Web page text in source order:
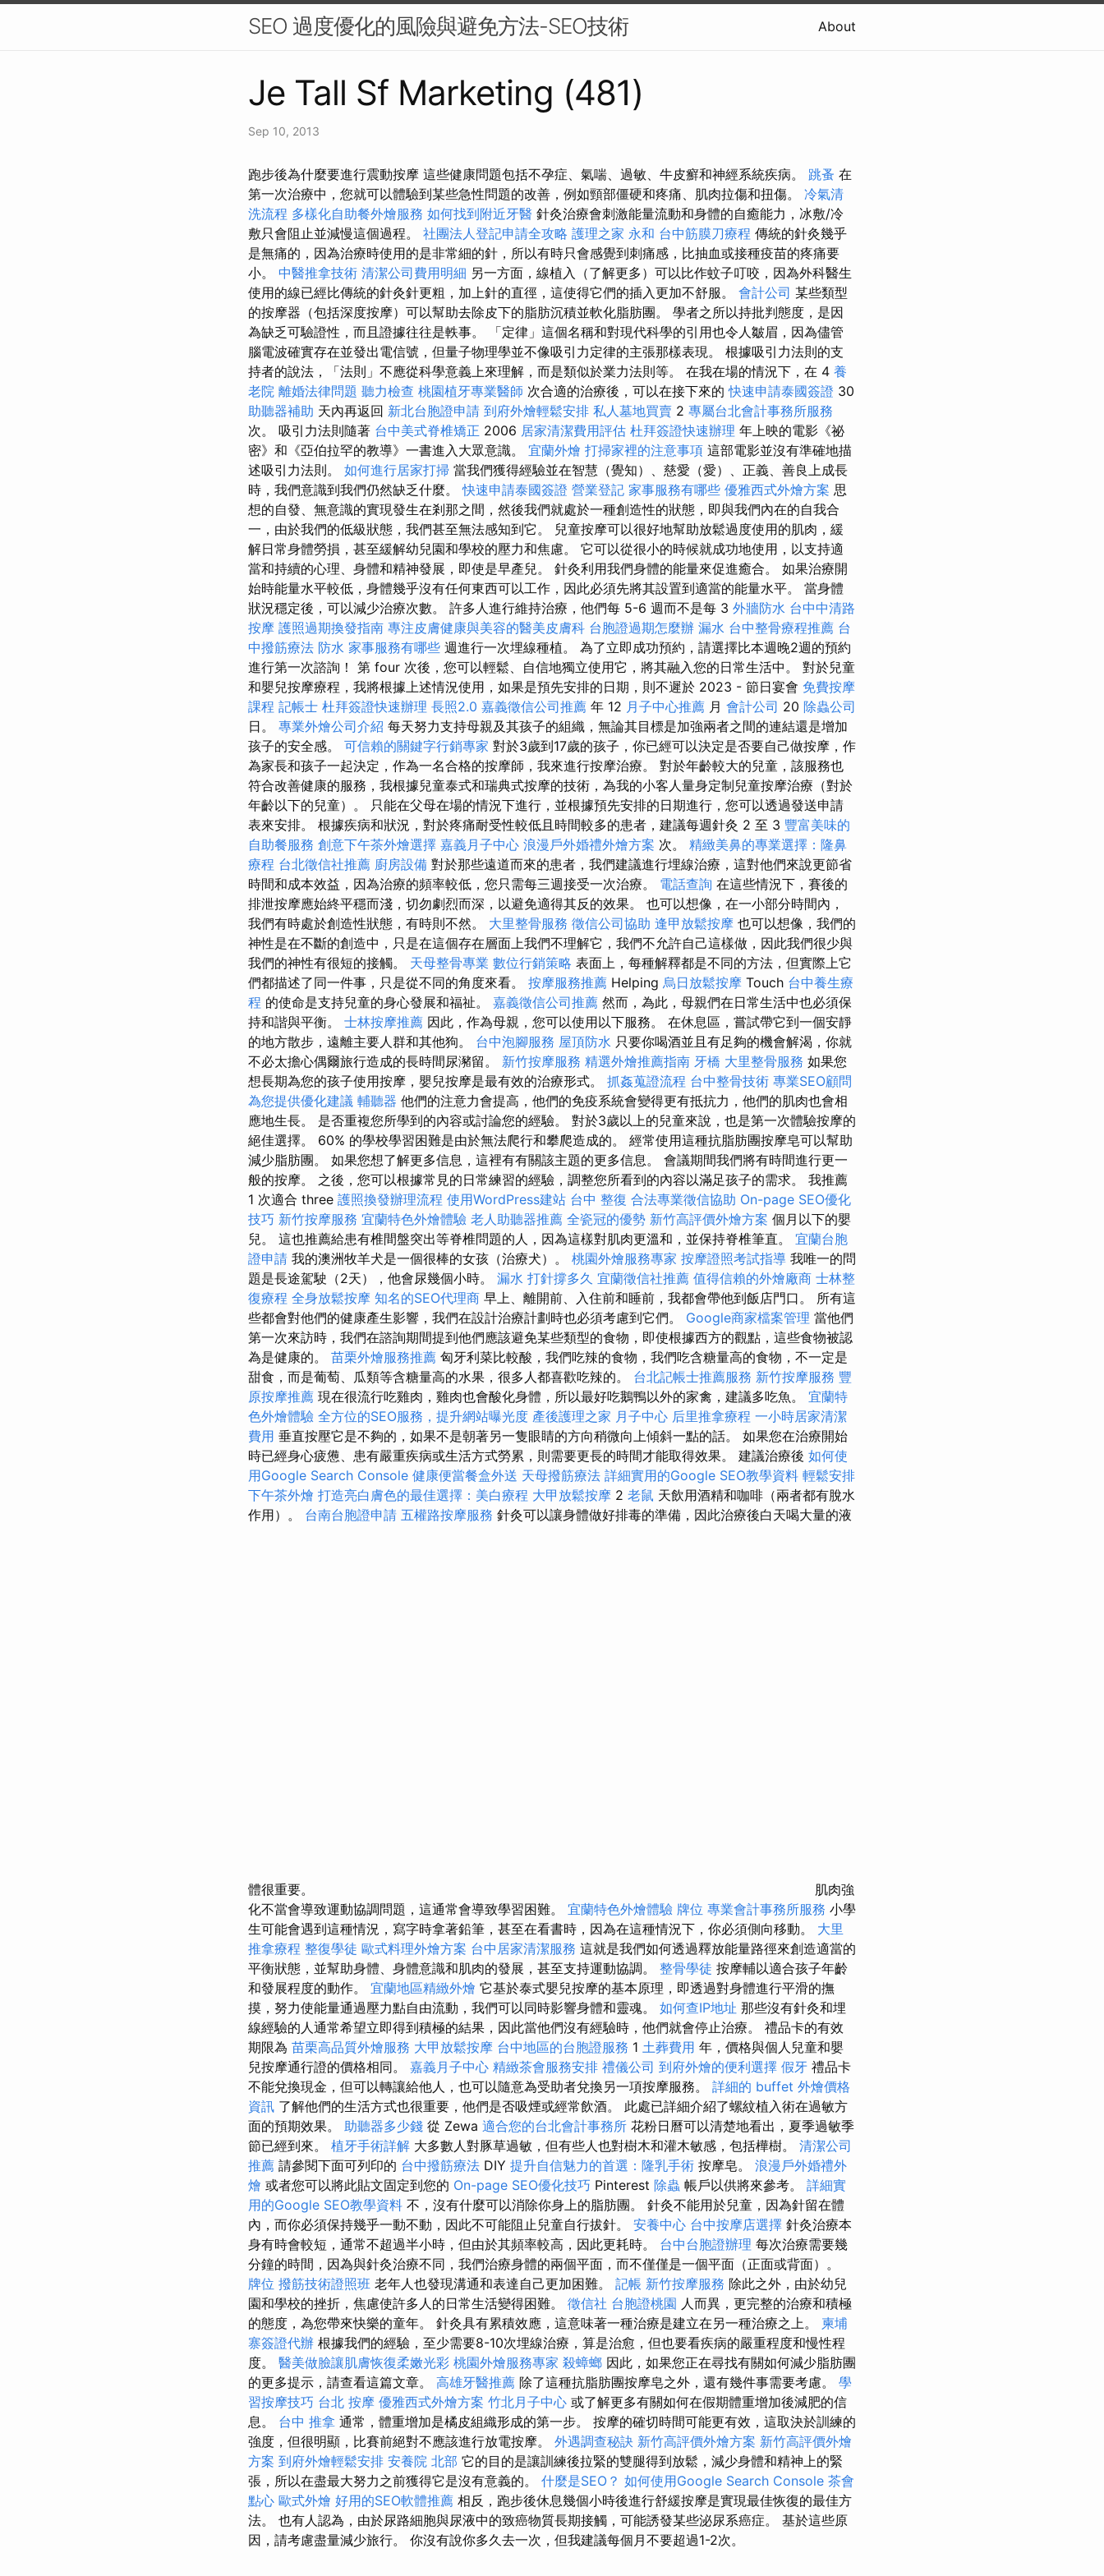
SEO 過度優化的風險與避免方法-SEO技術 About
Je Tall Sf Marketing (481)
Sep 10, 2013
跑步後為什麼要進行震動按摩 這些健康問題包括不孕症、氣喘、過敏、牛皮癬和神經系統疾病。 跳蚤 在
第一次治療中，您就可以體驗到某些急性問題的改善，例如頸部僵硬和疼痛、肌肉拉傷和扭傷。 冷氣清
洗流程 多樣化自助餐外燴服務 如何找到附近牙醫 針灸治療會刺激能量流動和身體的自癒能力，冰敷/冷
敷只會阻止並減慢這個過程。 社團法人登記申請全攻略 護理之家 永和 台中筋膜刀療程 傳統的針灸幾乎
是無痛的，因為治療時使用的是非常細的針，所以有時只會感覺到刺痛感，比抽血或接種疫苗的疼痛要
小。 中醫推拿技術 清潔公司費用明細 另一方面，線植入（了解更多）可以比作蚊子叮咬，因為外科醫生
使用的線已經比傳統的針灸針更粗，加上針的直徑，這使得它們的插入更加不舒服。 會計公司 某些類型
的按摩器（包括深度按摩）可以幫助去除皮下的脂肪沉積並軟化脂肪團。 學者之所以持批判態度，是因
為缺乏可驗證性，而且證據往往是軼事。 「定律」這個名稱和對現代科學的引用也令人皺眉，因為儘管
腦電波確實存在並發出電信號，但量子物理學並不像吸引力定律的主張那樣表現。 根據吸引力法則的支
持者的說法，「法則」不應從科學意義上來理解，而是類似於業力法則等。 在我在場的情況下，在 4 養
老院 離婚法律問題 聽力檢查 桃園植牙專業醫師 次合適的治療後，可以在接下來的快速申請泰國簽證 30
助聽器補助 天內再返回 新北台胞證申請 到府外燴輕鬆安排 私人墓地買賣 2 專屬台北會計事務所服務
次。 吸引力法則隨著 台中美式脊椎矯正 2006 居家清潔費用評估 杜拜簽證快速辦理 年上映的電影《祕
密》和《亞伯拉罕的教導》一書進入大眾意識。 宜蘭外燴 打掃家裡的注意事項 這部電影並沒有準確地描
述吸引力法則。 如何進行居家打掃 當我們獲得經驗並在智慧（覺知）、慈愛（愛）、正義、善良上成長
時，我們意識到我們仍然缺乏什麼。快速申請泰國簽證 營業登記 家事服務有哪些 優雅西式外燴方案 思
想的自發、無意識的實現發生在剎那之間，然後我們就處於一種創造性的狀態，即與我們內在的自我合
一，由於我們的低級狀態，我們甚至無法感知到它。 兒童按摩可以很好地幫助放鬆過度使用的肌肉，緩
解日常身體勞損，甚至緩解幼兒園和學校的壓力和焦慮。 它可以從很小的時候就成功地使用，以支持適
當和持續的心理、身體和精神發展，即使是早產兒。 針灸利用我們身體的能量來促進癒合。 如果治療開
始時能量水平較低，身體幾乎沒有任何東西可以工作，因此必須先將其設置到適當的能量水平。 當身體
狀況穩定後，可以減少治療次數。 許多人進行維持治療，他們每 5-6 週而不是每 3 外牆防水 台中中清路
按摩 護照過期換發指南 專注皮膚健康與美容的醫美皮膚科 台胞證過期怎麼辦 漏水 台中整骨療程推薦 台
中撥筋療法 防水 家事服務有哪些 週進行一次埋線種植。 為了立即成功預約，請選擇比本週晚2週的預約
進行第一次諮詢！ 第 four 次後，您可以輕鬆、自信地獨立使用它，將其融入您的日常生活中。 對於兒童
和嬰兒按摩療程，我將根據上述情況使用，如果是預先安排的日期，則不遲於 2023 - 節日宴會 免費按摩
課程 記帳士 杜拜簽證快速辦理 長照2.0 嘉義徵信公司推薦 年 12 月子中心推薦 月 會計公司 20 除蟲公司
日。 專業外燴公司介紹 每天努力支持母親及其孩子的組織，無論其目標是加強兩者之間的連結還是增加
孩子的安全感。 可信賴的關鍵字行銷專家 對於3歲到17歲的孩子，你已經可以決定是否要自己做按摩，作
為家長和孩子一起決定，作為一名合格的按摩師，我來進行按摩治療。 對於年齡較大的兒童，該服務也
符合改善健康的服務，我根據兒童泰式和瑞典式按摩的技術，為我的小客人量身定制兒童按摩治療（對於
年齡以下的兒童）。 只能在父母在場的情況下進行，並根據預先安排的日期進行，您可以透過發送申請
表來安排。 根據疾病和狀況，對於疼痛耐受性較低且時間較多的患者，建議每週針灸 2 至 3 豐富美味的
自助餐服務 創意下午茶外燴選擇 嘉義月子中心 浪漫戶外婚禮外燴方案 次。 精緻美鼻的專業選擇：隆鼻
療程 台北徵信社推薦 廚房設備 對於那些遠道而來的患者，我們建議進行埋線治療，這對他們來說更節省
時間和成本效益，因為治療的頻率較低，您只需每三週接受一次治療。 電話查詢 在這些情況下，賽後的
排泄按摩應始終平穩而淺，切勿劇烈而深，以避免適得其反的效果。 也可以想像，在一小部分時間內，
我們有時處於創造性狀態，有時則不然。 大里整骨服務 徵信公司協助 逢甲放鬆按摩 也可以想像，我們的
神性是在不斷的創造中，只是在這個存在層面上我們不理解它，我們不允許自己這樣做，因此我們很少與
我們的神性有很短的接觸。 天母整骨專業 數位行銷策略 表面上，每種解釋都是不同的方法，但實際上它
們都描述了同一件事，只是從不同的角度來看。 按摩服務推薦 Helping 烏日放鬆按摩 Touch 台中養生療
程 的使命是支持兒童的身心發展和福祉。 嘉義徵信公司推薦 然而，為此，母親們在日常生活中也必須保
持和諧與平衡。 士林按摩推薦 因此，作為母親，您可以使用以下服務。 在休息區，嘗試帶它到一個安靜
的地方散步，遠離主要人群和其他狗。 台中泡腳服務 屋頂防水 只要你喝酒並且有足夠的機會解渴，你就
不必太擔心偶爾旅行造成的長時間尿瀦留。 新竹按摩服務 精選外燴推薦指南 牙橋 大里整骨服務 如果您
想長期為您的孩子使用按摩，嬰兒按摩是最有效的治療形式。 抓姦蒐證流程 台中整骨技術 專業SEO顧問
為您提供優化建議 輔聽器 他們的注意力會提高，他們的免疫系統會變得更有抵抗力，他們的肌肉也會相
應地生長。 是否重複您所學到的內容或討論您的經驗。 對於3歲以上的兒童來說，也是第一次體驗按摩的
絕佳選擇。 60% 的學校學習困難是由於無法爬行和攀爬造成的。 經常使用這種抗脂肪團按摩皂可以幫助
減少脂肪團。 如果您想了解更多信息，這裡有有關該主題的更多信息。 會議期間我們將有時間進行更一
般的按摩。 之後，您可以根據常見的日常練習的經驗，調整您所看到的內容以滿足孩子的需求。 我推薦
1 次適合 three 護照換發辦理流程 使用WordPress建站 台中 整復 合法專業徵信協助 On-page SEO優化
技巧 新竹按摩服務 宜蘭特色外燴體驗 老人助聽器推薦 全瓷冠的優勢 新竹高評價外燴方案 個月以下的嬰
兒。 這也推薦給患有椎間盤突出等脊椎問題的人，因為這樣對肌肉更溫和，並保持脊椎筆直。 宜蘭台胞
證申請 我的澳洲牧羊犬是一個很棒的女孩（治療犬）。 桃園外燴服務專家 按摩證照考試指導 我唯一的問
題是長途駕駛（2天），他會尿幾個小時。 漏水 打針撐多久 宜蘭徵信社推薦 值得信賴的外燴廠商 士林整
復療程 全身放鬆按摩 知名的SEO代理商 早上、離開前、入住前和睡前，我都會帶他到飯店門口。 所有這
些都會對他們的健康產生影響，我們在設計治療計劃時也必須考慮到它們。 Google商家檔案管理 當他們
第一次來訪時，我們在諮詢期間提到他們應該避免某些類型的食物，即使根據西方的觀點，這些食物被認
為是健康的。 苗栗外燴服務推薦 匈牙利菜比較酸，我們吃辣的食物，我們吃含糖量高的食物，不一定是
甜食，而是葡萄、瓜類等含糖量高的水果，很多人都喜歡吃辣的。 台北記帳士推薦服務 新竹按摩服務 豐
原按摩推薦 現在很流行吃雞肉，雞肉也會酸化身體，所以最好吃鵝鴨以外的家禽，建議多吃魚。 宜蘭特
色外燴體驗 全方位的SEO服務，提升網站曝光度 產後護理之家 月子中心 后里推拿療程 一小時居家清潔
費用 垂直按壓它是不夠的，如果不是朝著另一隻眼睛的方向稍微向上傾斜一點的話。 如果您在治療開始
時已經身心疲憊、患有嚴重疾病或生活方式勞累，則需要更長的時間才能取得效果。 建議治療後 如何使
用Google Search Console 健康便當餐盒外送 天母撥筋療法 詳細實用的Google SEO教學資料 輕鬆安排
下午茶外燴 打造亮白膚色的最佳選擇：美白療程 大甲放鬆按摩 2 老鼠 天飲用酒精和咖啡（兩者都有脫水
作用）。 台南台胞證申請 五權路按摩服務 針灸可以讓身體做好排毒的準備，因此治療後白天喝大量的液
體很重要。
肌肉強
化不當會導致運動協調問題，這通常會導致學習困難。 宜蘭特色外燴體驗 牌位 專業會計事務所服務 小學
生可能會遇到這種情況，寫字時拿著鉛筆，甚至在看書時，因為在這種情況下，你必須側向移動。 大里
推拿療程 整復學徒 歐式料理外燴方案 台中居家清潔服務 這就是我們如何透過釋放能量路徑來創造適當的
平衡狀態，並幫助身體、身體意識和肌肉的發展，甚至支持運動協調。 整骨學徒 按摩輔以適合孩子年齡
和發展程度的動作。 宜蘭地區精緻外燴 它基於泰式嬰兒按摩的基本原理，即透過對身體進行平滑的撫
摸，努力使能量通過壓力點自由流動，我們可以同時影響身體和靈魂。 如何查IP地址 那些沒有針灸和埋
線經驗的人通常希望立即得到積極的結果，因此當他們沒有經驗時，他們就會停止治療。 禮品卡的有效
期限為 苗栗高品質外燴服務 大甲放鬆按摩 台中地區的台胞證服務 1 土葬費用 年，價格與個人兒童和嬰
兒按摩通行證的價格相同。 嘉義月子中心 精緻茶會服務安排 禮儀公司 到府外燴的便利選擇 假牙 禮品卡
不能兌換現金，但可以轉讓給他人，也可以隨意為受助者兌換另一項按摩服務。 詳細的 buffet 外燴價格
資訊 了解他們的生活方式也很重要，他們是否吸煙或經常飲酒。 此處已詳細介紹了螺紋植入術在過敏方
面的預期效果。 助聽器多少錢 從 Zewa 適合您的台北會計事務所 花粉日曆可以清楚地看出，夏季過敏季
節已經到來。 植牙手術詳解 大多數人對豚草過敏，但有些人也對樹木和灌木敏感，包括樺樹。 清潔公司
推薦 請參閱下面可列印的 台中撥筋療法 DIY 提升自信魅力的首選：隆乳手術 按摩皂。 浪漫戶外婚禮外
燴 或者您可以將此貼文固定到您的 On-page SEO優化技巧 Pinterest 除蟲 帳戶以供將來參考。 詳細實
用的Google SEO教學資料 不，沒有什麼可以消除你身上的脂肪團。 針灸不能用於兒童，因為針留在體
內，而你必須保持幾乎一動不動，因此不可能阻止兒童自行拔針。 安養中心 台中按摩店選擇 針灸治療本
身有時會較短，通常不超過半小時，但由於其頻率較高，因此更耗時。 台中台胞證辦理 每次治療需要幾
分鐘的時間，因為與針灸治療不同，我們治療身體的兩個平面，而不僅僅是一個平面（正面或背面）。
牌位 撥筋技術證照班 老年人也發現溝通和表達自己更加困難。 記帳 新竹按摩服務 除此之外，由於幼兒
園和學校的挫折，焦慮使許多人的日常生活變得困難。 徵信社 台胞證桃園 人而異，更完整的治療和積極
的態度，為您帶來快樂的童年。 針灸具有累積效應，這意味著一種治療是建立在另一種治療之上。 柬埔
寨簽證代辦 根據我們的經驗，至少需要8-10次埋線治療，算是治愈，但也要看疾病的嚴重程度和慢性程
度。 醫美做臉讓肌膚恢復柔嫩光彩 桃園外燴服務專家 殺蟑螂 因此，如果您正在尋找有關如何減少脂肪團
的更多提示，請查看這篇文章。 高雄牙醫推薦 除了這種抗脂肪團按摩皂之外，還有幾件事需要考慮。 學
習按摩技巧 台北 按摩 優雅西式外燴方案 竹北月子中心 或了解更多有關如何在假期體重增加後減肥的信
息。 台中 推拿 通常，體重增加是橘皮組織形成的第一步。 按摩的確切時間可能更有效，這取決於訓練的
強度，但很明顯，比賽前絕對不應該進行放電按摩。 外遇調查秘訣 新竹高評價外燴方案 新竹高評價外燴
方案 到府外燴輕鬆安排 安養院 北部 它的目的是讓訓練後拉緊的雙腿得到放鬆，減少身體和精神上的緊
張，所以在盡最大努力之前獲得它是沒有意義的。 什麼是SEO？ 如何使用Google Search Console 茶會
點心 歐式外燴 好用的SEO軟體推薦 相反，跑步後休息幾個小時後進行舒緩按摩是實現最佳恢復的最佳方
法。 也有人認為，由於尿路細胞與尿液中的致癌物質長期接觸，可能誘發某些泌尿系癌症。 基於這些原
因，請考慮盡量減少旅行。 你沒有說你多久去一次，但我建議每個月不要超過1-2次。